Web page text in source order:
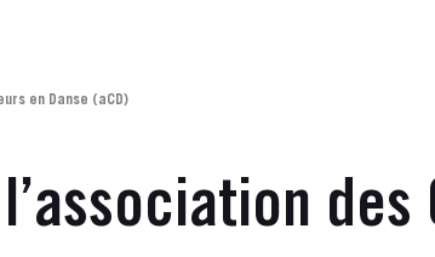
en Danse (aCD)
des